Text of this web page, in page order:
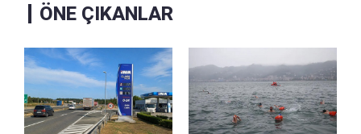
ÖNE ÇIKANLAR